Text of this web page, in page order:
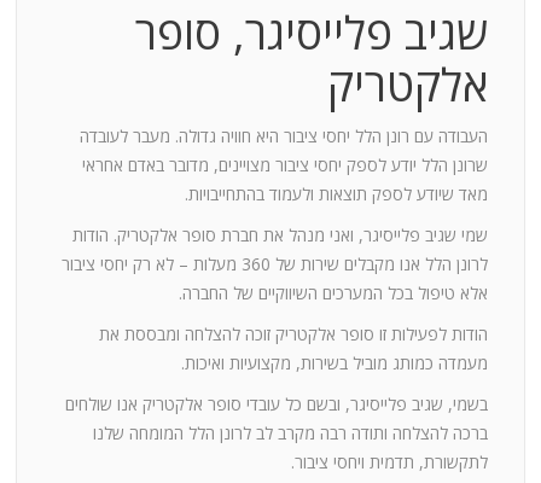
שגיב פלייסיגר, סופר
אלקטריק
העבודה עם רונן הלל יחסי ציבור היא חוויה גדולה. מעבר לעובדה
שרונן הלל יודע לספק יחסי ציבור מצויינים, מדובר באדם אחראי
מאד שיודע לספק תוצאות ולעמוד בהתחייבויות.
שמי שגיב פלייסיגר, ואני מנהל את חברת סופר אלקטריק. הודות
לרונן הלל אנו מקבלים שירות של 360 מעלות – לא רק יחסי ציבור
אלא טיפול בכל המערכים השיווקיים של החברה.
הודות לפעילות זו סופר אלקטריק זוכה להצלחה ומבססת את
מעמדה כמותג מוביל בשירות, מקצועיות ואיכות.
בשמי, שגיב פלייסיגר, ובשם כל עובדי סופר אלקטריק אנו שולחים
ברכה להצלחה ותודה רבה מקרב לב לרונן הלל המומחה שלנו
לתקשורת, תדמית ויחסי ציבור.